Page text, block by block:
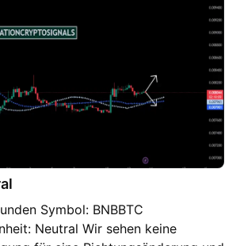
Symbol: BNBBTC
Neutral Wir sehen keine